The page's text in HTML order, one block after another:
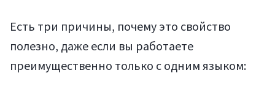
Есть три причины, почему это свойство
полезно, даже если вы работаете
преимущественно только с одним языком: